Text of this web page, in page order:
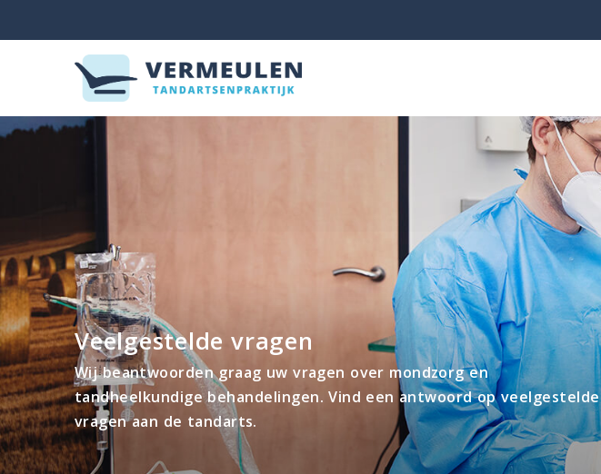
Veelgestelde vragen
Wij beantwoorden graag uw vragen over mondzorg en
tandheelkundige behandelingen. Vind een antwoord op veelgestelde
vragen aan de tandarts.